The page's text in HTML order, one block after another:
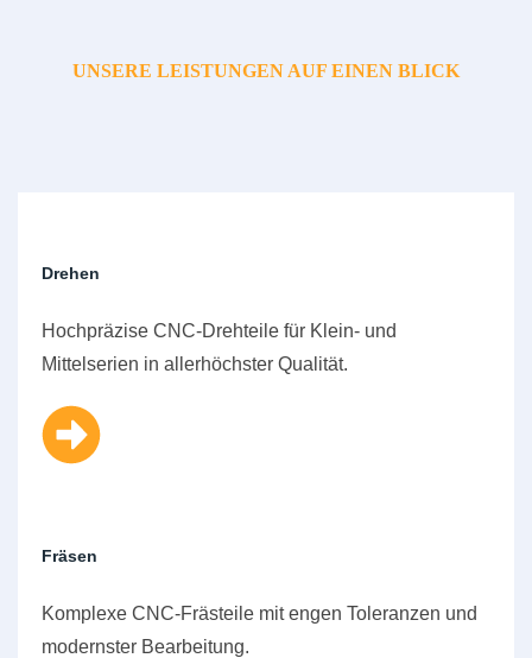
UNSERE LEISTUNGEN AUF EINEN BLICK
Drehen
Hochpräzise CNC-Drehteile für Klein- und
Mittelserien in allerhöchster Qualität.
Fräsen
Komplexe CNC-Frästeile mit engen Toleranzen und
modernster Bearbeitung.